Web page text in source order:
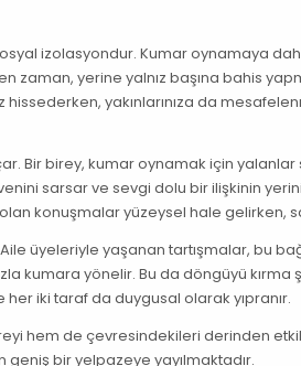
izolasyondur. Kumar oynamaya
zaman, yerine yalnız başına bahis
yakınlarınıza da
Bir birey, kumar oynamak için
sarsar ve sevgi dolu bir ilişkinin
konuşmalar yüzeysel hale gelirken,
üyeleriyle yaşanan tartışmalar, bu
kumara yönelir. Bu da döngüyü kırma
her iki taraf da duygusal olarak yıpranır.
hem de çevresindekileri derinden
bir yelpazeye yayılmaktadır.